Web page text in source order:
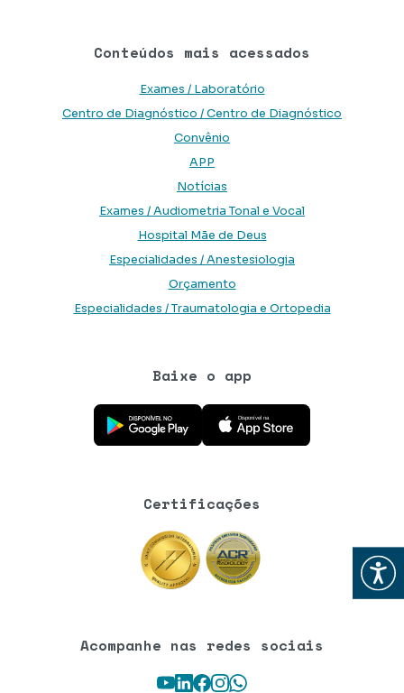
Abrir
Conteúdos mais acessados
Exames / Laboratório
Centro de Diagnóstico / Centro de Diagnóstico
Convênio
APP
Notícias
Exames / Audiometria Tonal e Vocal
Hospital Mãe de Deus
Especialidades / Anestesiologia
Orçamento
Especialidades / Traumatologia e Ortopedia
Baixe o app
Baixe o aplicativo na Google Play Store
Baixe o aplicativo na App Store
Certificações
Acompanhe nas redes sociais
Youtube
LinkedIn
Facebook
Instagram
WhatsApp